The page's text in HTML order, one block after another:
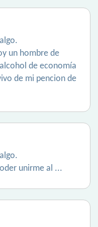
un hombre de
de economía
de mi pencion de
unirme al ...